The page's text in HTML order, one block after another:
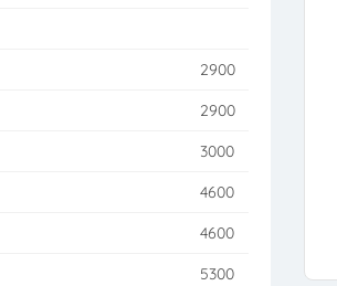
2900
2900
3000
4600
4600
5300